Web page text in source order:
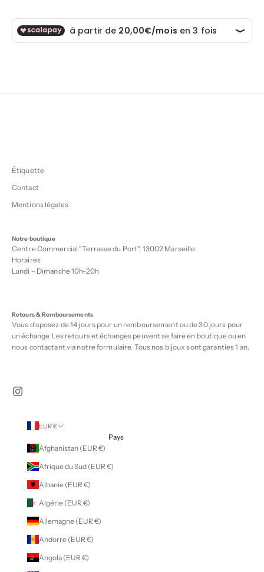
Étiquette
Contact
Mentions légales
Notre boutique
Centre Commercial "Terrasse du Port", 13002 Marseille
Horaires
Lundi – Dimanche 10h-20h
Retours & Remboursements
Vous disposez de 14 jours pour un remboursement ou de 30 jours pour
un échange. Les retours et échanges peuvent se faire en boutique ou en
nous contactant via notreformulaire. Tous nos bijoux sont garanties 1 an.
EUR €
Pays
Afghanistan (EUR €)
Afrique du Sud (EUR €)
Albanie (EUR €)
Algérie (EUR €)
Allemagne (EUR €)
Andorre (EUR €)
Angola (EUR €)